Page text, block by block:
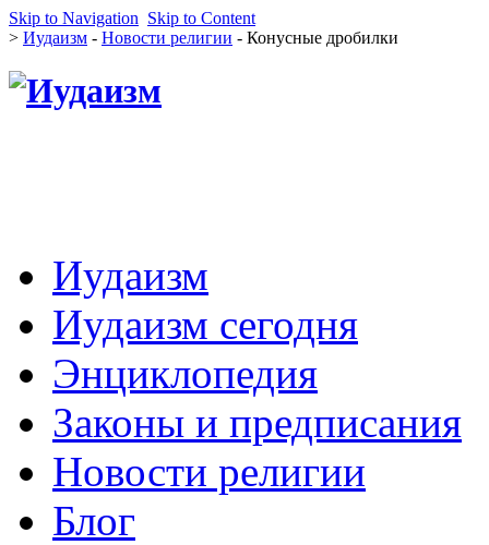
Skip to Navigation Skip to Content
> Иудаизм - Новости религии - Конусные дробилки
Иудаизм
Иудаизм сегодня
Энциклопедия
Законы и предписания
Новости религии
Блог